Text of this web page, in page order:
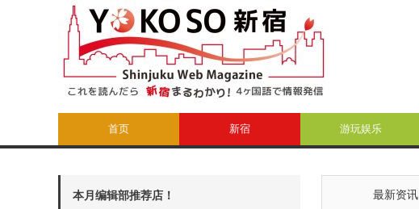
首页 新宿 游玩娱乐
最新资讯
本月编辑部推荐店！